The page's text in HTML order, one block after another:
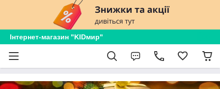
Інтернет-магазин "KIDмир"